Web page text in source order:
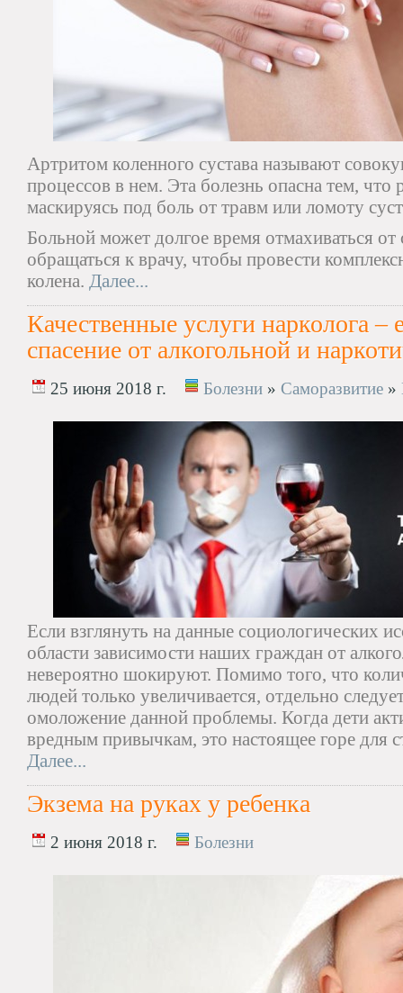
Артритом коленного сустава называют
процессов в нем. Эта болезнь опасна тем, что
маскируясь под боль от травм или ломоту
Больной может долгое время отмахиваться
обращаться к врачу, чтобы провести
колена. Далее...
Качественные услуги нарколога –
спасение от алкогольной и
25 июня 2018 г. Болезни » Саморазвитие »
Если взглянуть на данные социологических
области зависимости наших граждан от
невероятно шокируют. Помимо того, что
людей только увеличивается, отдельно
омоложение данной проблемы. Когда дети
вредным привычкам, это настоящее горе для
Далее...
Экзема на руках у ребенка
2 июня 2018 г. Болезни